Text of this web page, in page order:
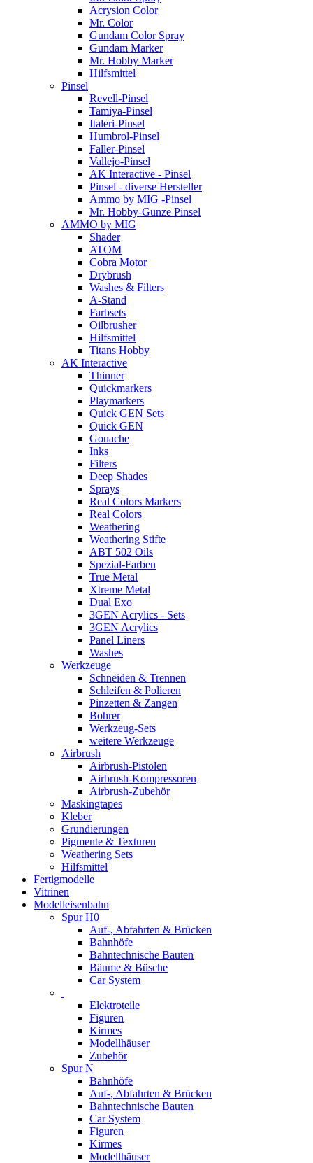
Acrysion Color
Mr. Color
Gundam Color Spray
Gundam Marker
Mr. Hobby Marker
Hilfsmittel
Pinsel
Revell-Pinsel
Tamiya-Pinsel
Italeri-Pinsel
Humbrol-Pinsel
Faller-Pinsel
Vallejo-Pinsel
AK Interactive - Pinsel
Pinsel - diverse Hersteller
Ammo by MIG -Pinsel
Mr. Hobby-Gunze Pinsel
AMMO by MIG
Shader
ATOM
Cobra Motor
Drybrush
Washes & Filters
A-Stand
Farbsets
Oilbrusher
Hilfsmittel
Titans Hobby
AK Interactive
Thinner
Quickmarkers
Playmarkers
Quick GEN Sets
Quick GEN
Gouache
Inks
Filters
Deep Shades
Sprays
Real Colors Markers
Real Colors
Weathering
Weathering Stifte
ABT 502 Oils
Spezial-Farben
True Metal
Xtreme Metal
Dual Exo
3GEN Acrylics - Sets
3GEN Acrylics
Panel Liners
Washes
Werkzeuge
Schneiden & Trennen
Schleifen & Polieren
Pinzetten & Zangen
Bohrer
Werkzeug-Sets
weitere Werkzeuge
Airbrush
Airbrush-Pistolen
Airbrush-Kompressoren
Airbrush-Zubehör
Maskingtapes
Kleber
Grundierungen
Pigmente & Texturen
Weathering Sets
Hilfsmittel
Fertigmodelle
Vitrinen
Modelleisenbahn
Spur H0
Auf-, Abfahrten & Brücken
Bahnhöfe
Bahntechnische Bauten
Bäume & Büsche
Car System
Elektroteile
Figuren
Kirmes
Modellhäuser
Zubehör
Spur N
Bahnhöfe
Auf-, Abfahrten & Brücken
Bahntechnische Bauten
Car System
Figuren
Kirmes
Modellhäuser